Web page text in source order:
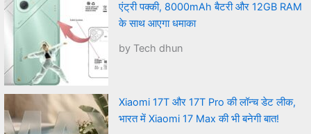
एंट्री पक्की, 8000mAh बैटरी और 12GB RAM
के साथ आएगा धमाका
by Tech dhun
Xiaomi 17T और 17T Pro की लॉन्च डेट लीक,
भारत में Xiaomi 17 Max की भी बनेगी बात!